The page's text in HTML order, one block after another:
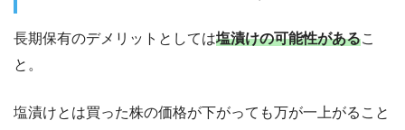
長期保有のデメリットとしては塩漬けの可能性があるこ
と。
塩漬けとは買った株の価格が下がっても万が一上がること